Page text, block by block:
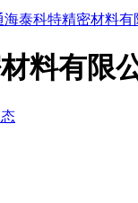
海泰科特精密材料有
料有限